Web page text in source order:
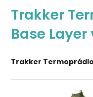
Trakker
Base Layer
Trakker Termoprádlo